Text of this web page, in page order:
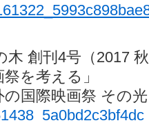
木 創刊4号（2017
祭を考える」
の国際映画祭 その